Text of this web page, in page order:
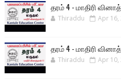
தரம் 4 - மாதிரி
Thiraddu Apr 16,
தரம் 4 - மாதிரி
Thiraddu Apr 10,